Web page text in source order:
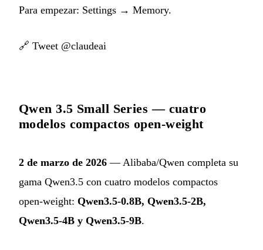
Para empezar: Settings → Memory.
🔗 Tweet @claudeai
Qwen 3.5 Small Series — cuatro
modelos compactos open-weight
2 de marzo de 2026 — Alibaba/Qwen completa su
gama Qwen3.5 con cuatro modelos compactos
open-weight: Qwen3.5-0.8B, Qwen3.5-2B,
Qwen3.5-4B y Qwen3.5-9B.